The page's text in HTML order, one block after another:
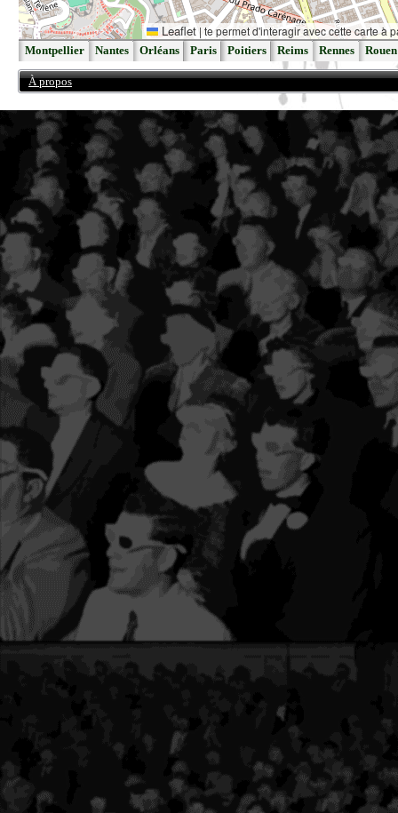
Leaflet | te permet d'interagir avec cette carte à
Montpellier Nantes Orléans Paris Poitiers Reims Rennes Rouen
À propos